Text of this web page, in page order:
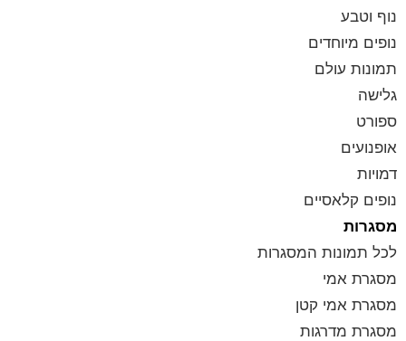
נוף וטבע
נופים מיוחדים
תמונות עולם
גלישה
ספורט
אופנועים
דמויות
נופים קלאסיים
מסגרות
לכל תמונות המסגרות
מסגרת אמי
מסגרת אמי קטן
מסגרת מדרגות